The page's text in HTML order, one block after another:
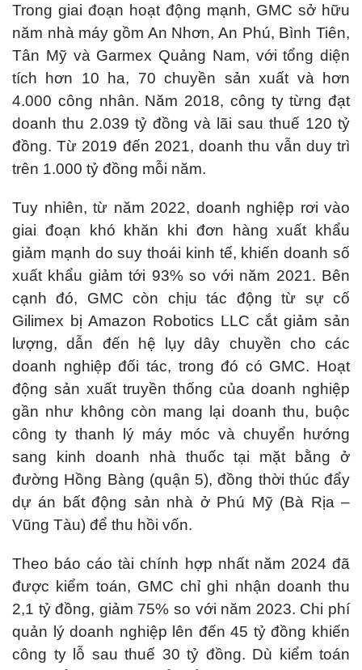
Trong giai đoạn hoạt động mạnh, GMC sở hữu
năm nhà máy gồm An Nhơn, An Phú, Bình Tiên,
Tân Mỹ và Garmex Quảng Nam, với tổng diện
tích hơn 10 ha, 70 chuyền sản xuất và hơn
4.000 công nhân. Năm 2018, công ty từng đạt
doanh thu 2.039 tỷ đồng và lãi sau thuế 120 tỷ
đồng. Từ 2019 đến 2021, doanh thu vẫn duy trì
trên 1.000 tỷ đồng mỗi năm.
Tuy nhiên, từ năm 2022, doanh nghiệp rơi vào
giai đoạn khó khăn khi đơn hàng xuất khẩu
giảm mạnh do suy thoái kinh tế, khiến doanh số
xuất khẩu giảm tới 93% so với năm 2021. Bên
cạnh đó, GMC còn chịu tác động từ sự cố
Gilimex bị Amazon Robotics LLC cắt giảm sản
lượng, dẫn đến hệ lụy dây chuyền cho các
doanh nghiệp đối tác, trong đó có GMC. Hoạt
động sản xuất truyền thống của doanh nghiệp
gần như không còn mang lại doanh thu, buộc
công ty thanh lý máy móc và chuyển hướng
sang kinh doanh nhà thuốc tại mặt bằng ở
đường Hồng Bàng (quận 5), đồng thời thúc đẩy
dự án bất động sản nhà ở Phú Mỹ (Bà Rịa –
Vũng Tàu) để thu hồi vốn.
Theo báo cáo tài chính hợp nhất năm 2024 đã
được kiểm toán, GMC chỉ ghi nhận doanh thu
2,1 tỷ đồng, giảm 75% so với năm 2023. Chi phí
quản lý doanh nghiệp lên đến 45 tỷ đồng khiến
công ty lỗ sau thuế 30 tỷ đồng. Dù kiểm toán